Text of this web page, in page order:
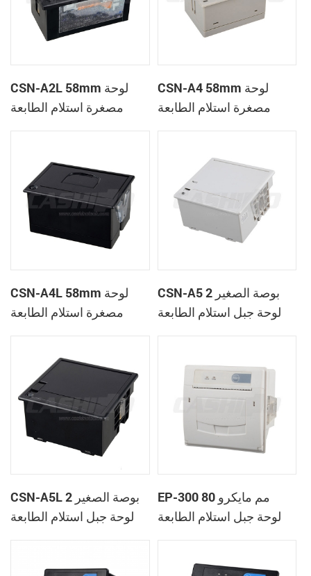
CSN-A2L 58mm لوحة
مصغرة استلام الطابعة
CSN-A4 58mm لوحة
مصغرة استلام الطابعة
CSN-A4L 58mm لوحة
مصغرة استلام الطابعة
CSN-A5 2 بوصة الصغير
لوحة جبل استلام الطابعة
CSN-A5L 2 بوصة الصغير
لوحة جبل استلام الطابعة
EP-300 80 مم مايكرو
لوحة جبل استلام الطابعة